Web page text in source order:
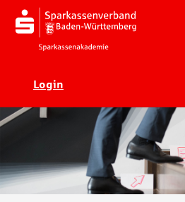
Ecadia
Login